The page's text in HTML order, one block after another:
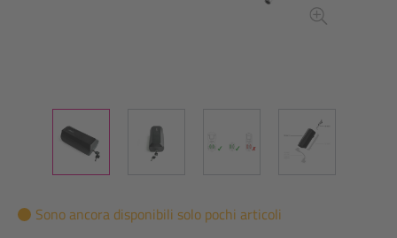
Sono ancora disponibili solo pochi articoli